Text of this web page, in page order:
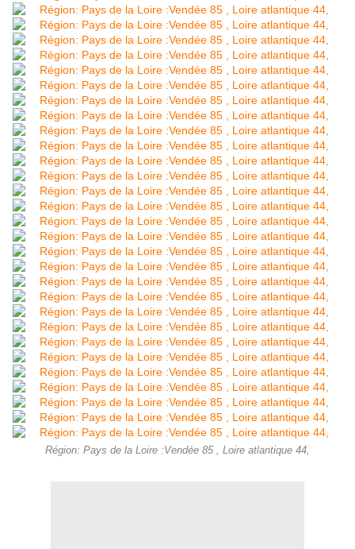
Région: Pays de la Loire :Vendée 85 , Loire atlantique 44,